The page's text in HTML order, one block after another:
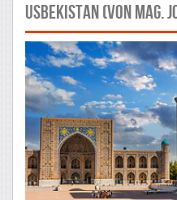
USBEKISTAN (von